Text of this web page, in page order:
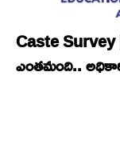
Caste Survey
ఎంతమంది..